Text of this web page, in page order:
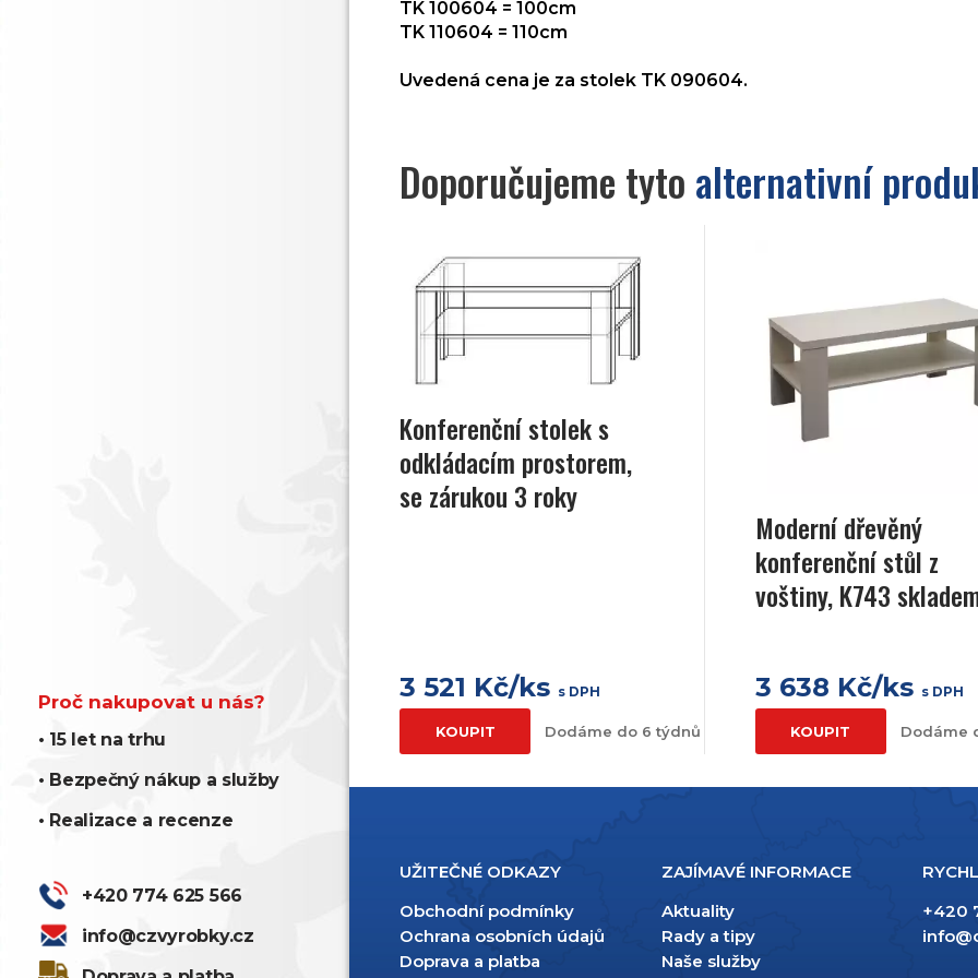
Proč nakupovat u nás?
• 15 let na trhu
• Bezpečný nákup a služby
• Realizace a recenze
+420 774 625 566
info@czvyrobky.cz
TK 100604 = 100cm
TK 110604 = 110cm
Uvedená cena je za stolek TK 090604.
Doporučujeme tyto alternativní
Konferenční stolek s
odkládacím prostorem,
se zárukou 3 roky
3 521 Kč/ks s DPH
KOUPIT Dodáme do 6 týdnů
Moderní dřevěný
konferenční stůl z
voštiny, K743
3 638 Kč/ks s DPH
KOUPIT Dodáme
UŽITEČNÉ ODKAZY
Obchodní podmínky
Ochrana osobních údajů
Doprava a platba
ZAJÍMAVÉ INFORMACE
Aktuality
Rady a tipy
Naše služby
+420